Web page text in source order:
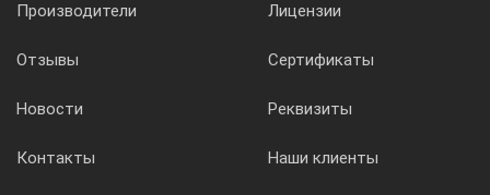
Глубина резкости
Производители Лицензии
Отзывы Сертификаты
Новости Реквизиты
Контакты Наши клиенты